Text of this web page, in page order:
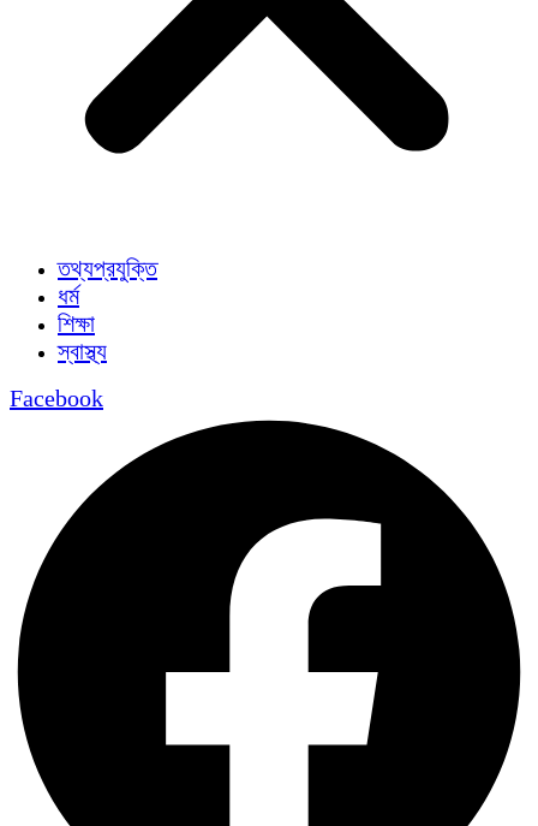
তথ্যপ্রযুক্তি
ধর্ম
শিক্ষা
স্বাস্থ্য
Facebook